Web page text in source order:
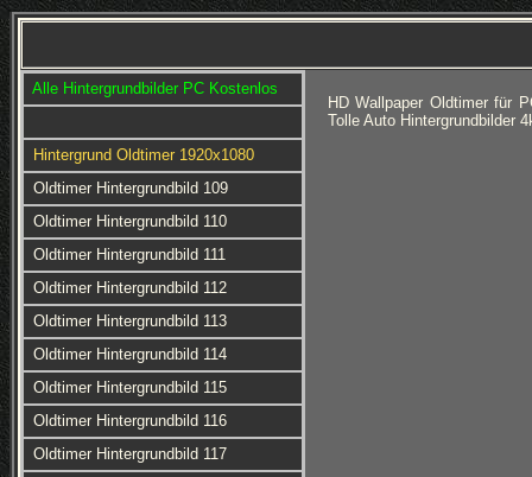
Alle Hintergrundbilder PC Kostenlos
Hintergrund Oldtimer 1920x1080
Oldtimer Hintergrundbild 109
Oldtimer Hintergrundbild 110
Oldtimer Hintergrundbild 111
Oldtimer Hintergrundbild 112
Oldtimer Hintergrundbild 113
Oldtimer Hintergrundbild 114
Oldtimer Hintergrundbild 115
Oldtimer Hintergrundbild 116
Oldtimer Hintergrundbild 117
HD Wallpaper Oldtimer für
Tolle Auto Hintergrundbilder